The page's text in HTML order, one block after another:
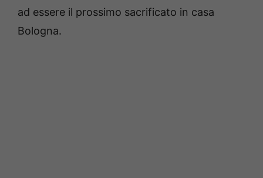
ad essere il prossimo sacrificato in casa
Bologna.